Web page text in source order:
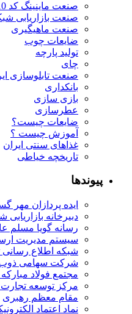
صنعت ماینینگ کد 10
صنعت بازاریابی
صنعت ماهیگیری
ضایعات چوب
تولید پارچه
چای
صنعت تابلوسازی
بانکداری
بازی سازی
عطرسازی
ضایعات چیست؟
آموزش چیست ؟
غذاهای سنتی ایران
تاریخچه خیاطی
پیوندها
ایده پردازان مهر
دبیرخانه بازاریابی
رسانه گویا مسلم
سیستم مدیریت
شبکه اطلاع رسانی
شرکت سهامی ذوب
مجتمع فولاد
مرکز توسعه تجارت
مقام معظم رهبری
نماد اعتماد